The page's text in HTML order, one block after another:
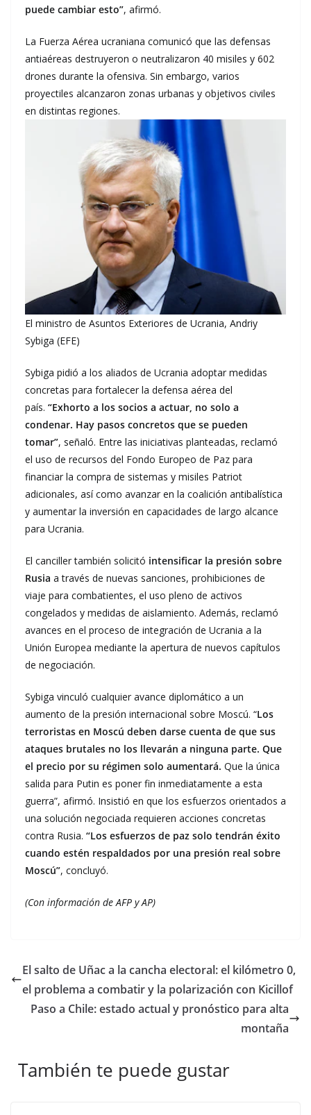
puede cambiar esto”, afirmó.
La Fuerza Aérea ucraniana comunicó que las defensas
antiaéreas destruyeron o neutralizaron 40 misiles y 602
drones durante la ofensiva. Sin embargo, varios
proyectiles alcanzaron zonas urbanas y objetivos civiles
en distintas regiones.
El ministro de Asuntos Exteriores de Ucrania, Andriy
Sybiga (EFE)
Sybiga pidió a los aliados de Ucrania adoptar medidas
concretas para fortalecer la defensa aérea del
país. “Exhorto a los socios a actuar, no solo a
condenar. Hay pasos concretos que se pueden
tomar”, señaló. Entre las iniciativas planteadas, reclamó
el uso de recursos del Fondo Europeo de Paz para
financiar la compra de sistemas y misiles Patriot
adicionales, así como avanzar en la coalición antibalística
y aumentar la inversión en capacidades de largo alcance
para Ucrania.
El canciller también solicitó intensificar la presión sobre
Rusia a través de nuevas sanciones, prohibiciones de
viaje para combatientes, el uso pleno de activos
congelados y medidas de aislamiento. Además, reclamó
avances en el proceso de integración de Ucrania a la
Unión Europea mediante la apertura de nuevos capítulos
de negociación.
Sybiga vinculó cualquier avance diplomático a un
aumento de la presión internacional sobre Moscú. “Los
terroristas en Moscú deben darse cuenta de que sus
ataques brutales no los llevarán a ninguna parte. Que
el precio por su régimen solo aumentará. Que la única
salida para Putin es poner fin inmediatamente a esta
guerra”, afirmó. Insistió en que los esfuerzos orientados a
una solución negociada requieren acciones concretas
contra Rusia. “Los esfuerzos de paz solo tendrán éxito
cuando estén respaldados por una presión real sobre
Moscú”, concluyó.
(Con información de AFP y AP)
El salto de Uñac a la cancha electoral: el kilómetro 0,
el problema a combatir y la polarización con Kicillof
Paso a Chile: estado actual y pronóstico para alta
montaña
También te puede gustar